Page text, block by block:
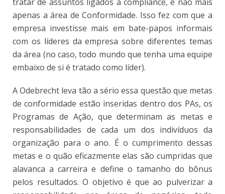
apenas a área de Conformidade. Isso fez com que a
empresa investisse mais em bate-papos informais
com os líderes da empresa sobre diferentes temas
da área (no caso, todo mundo que tenha uma equipe
embaixo de si é tratado como líder).
A Odebrecht leva tão a sério essa questão que metas
de conformidade estão inseridas dentro dos PAs, os
Programas de Ação, que determinam as metas e
responsabilidades de cada um dos indivíduos da
organização para o ano. É o cumprimento dessas
metas e o quão eficazmente elas são cumpridas que
alavanca a carreira e define o tamanho do bônus
pelos resultados. O objetivo é que ao pulverizar a